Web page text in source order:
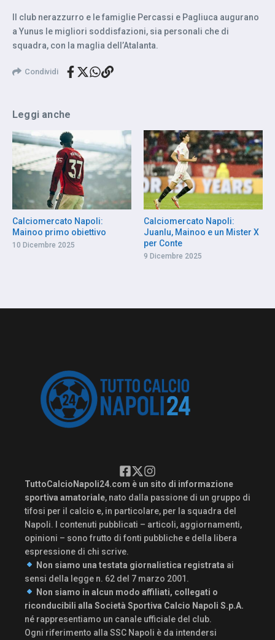
Il club nerazzurro e le famiglie Percassi e Pagliuca augurano
a Yunus le migliori soddisfazioni, sia personali che di
squadra, con la maglia dell’Atalanta.
Condividi
Leggi anche
Calciomercato Napoli:
Mainoo primo obiettivo
10 Dicembre 2025
Calciomercato Napoli:
Juanlu, Mainoo e un Mister X
per Conte
9 Dicembre 2025
TuttoCalcioNapoli24.com è un sito di informazione
sportiva amatoriale, nato dalla passione di un gruppo di
tifosi per il calcio e, in particolare, per la squadra del
Napoli. I contenuti pubblicati – articoli, aggiornamenti,
opinioni – sono frutto di fonti pubbliche e della libera
espressione di chi scrive.
Non siamo una testata giornalistica registrata ai
sensi della legge n. 62 del 7 marzo 2001.
Non siamo in alcun modo affiliati, collegati o
riconducibili alla Società Sportiva Calcio Napoli S.p.A.
né rappresentiamo un canale ufficiale del club.
Ogni riferimento alla SSC Napoli è da intendersi